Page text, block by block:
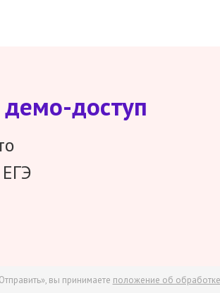
доступ
вы принимаете положение об